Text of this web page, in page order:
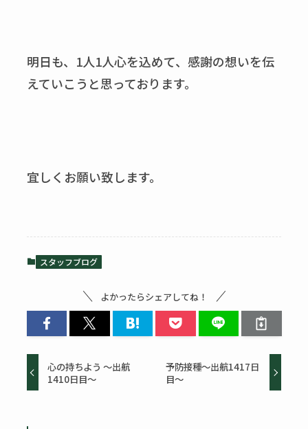
明日も、1人1人心を込めて、感謝の想いを伝
えていこうと思っております。
宜しくお願い致します。
スタッフブログ
よかったらシェアしてね！
心の持ちよう ～出航
1410日目～
予防接種～出航1417日
目～